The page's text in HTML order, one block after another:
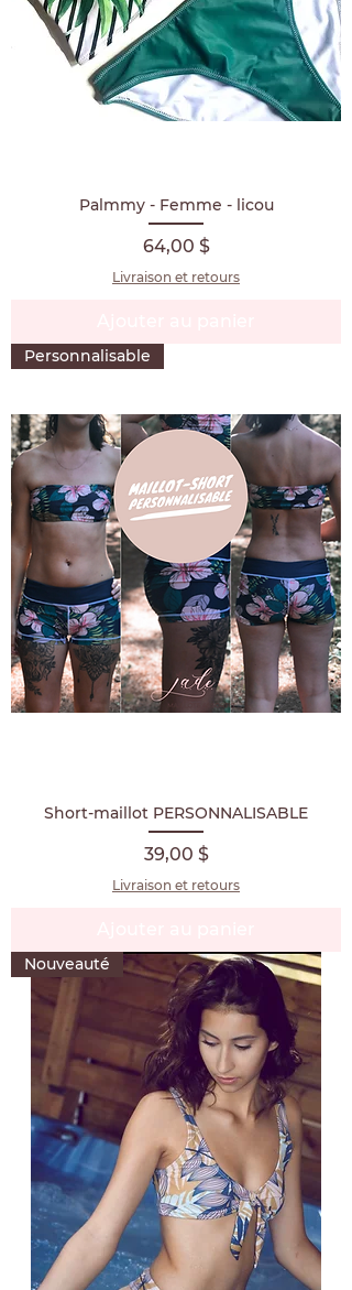
Palmmy - Femme - licou
Prix
64,00 $
Livraison et retours
Personnalisable
Short-maillot PERSONNALISABLE
Prix
39,00 $
Livraison et retours
Nouveauté